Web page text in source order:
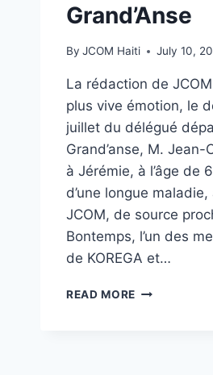
Grand’Anse
By JCOM Haiti July 10,
La rédaction de
plus vive émotion, le
juillet du délégué
Grand’anse, M.
à Jérémie, à l’âge de
d’une longue
JCOM, de source
Bontemps, l’un des
de KOREGA et…
READ MORE